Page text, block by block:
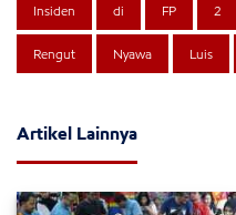
Insiden di FP 2
Rengut Nyawa Luis
Artikel Lainnya